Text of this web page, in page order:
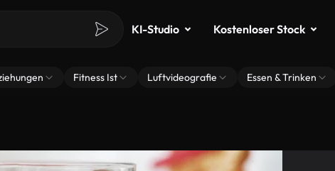
KI-Studio Kostenloser Stock
Fitness Ist Luftvideografie Essen & Trinken